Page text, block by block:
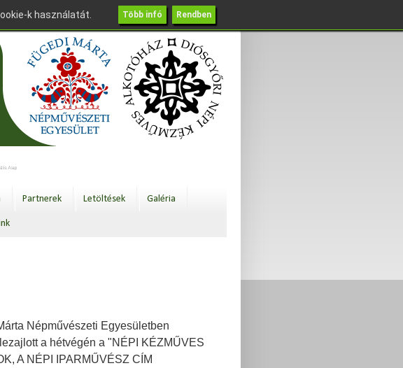
Partnerek Letöltések Galéria
Népművészeti Egyesületben
a hétvégén a "NÉPI KÉZMŰVES
A NÉPI IPARMŰVÉSZ CÍM
k használatát. Több infó Rendben